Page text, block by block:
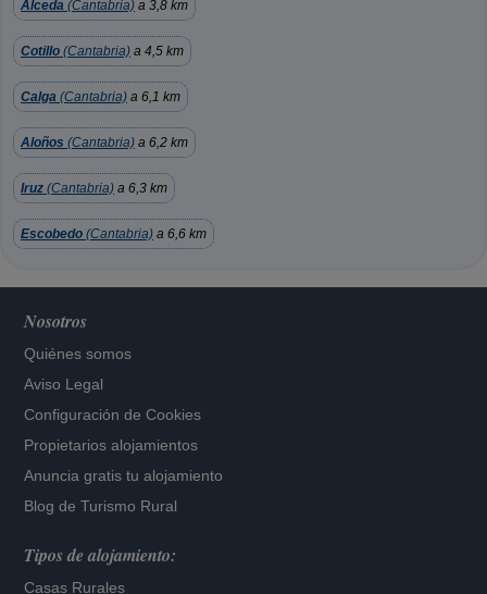
Alceda (Cantabria) a 3,8 km
Cotillo (Cantabria) a 4,5 km
Calga (Cantabria) a 6,1 km
Aloños (Cantabria) a 6,2 km
Iruz (Cantabria) a 6,3 km
Escobedo (Cantabria) a 6,6 km
Nosotros
Quiénes somos
Aviso Legal
Configuración de Cookies
Propietarios alojamientos
Anuncia gratis tu alojamiento
Blog de Turismo Rural
Tipos de alojamiento:
Casas Rurales